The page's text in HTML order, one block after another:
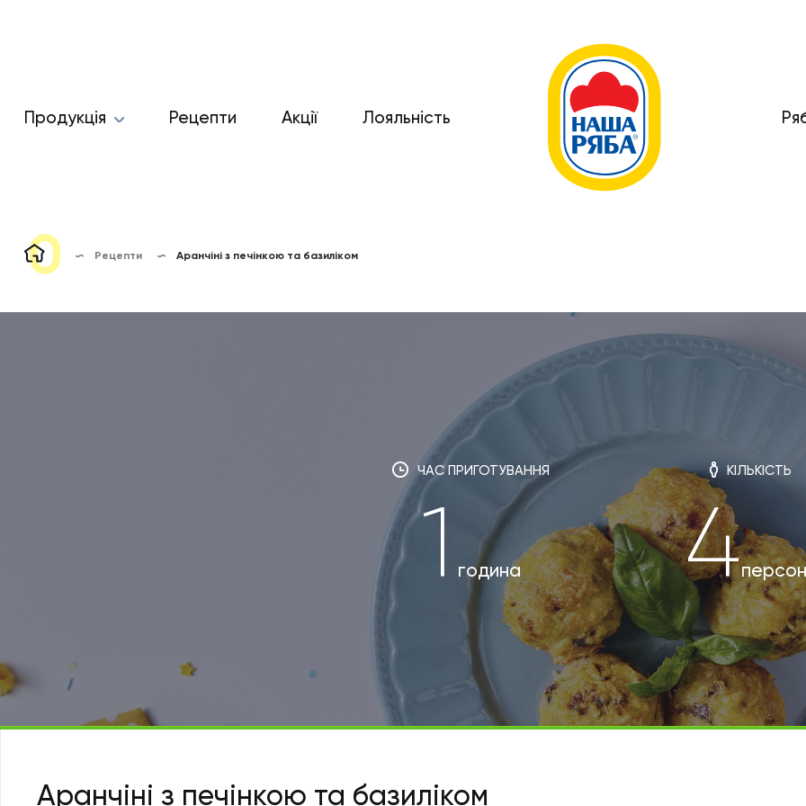
Продукція Рецепти Акції Лояльність
Рецепти Аранчіні з печінкою та базиліком
ЧАС ПРИГОТУВАННЯ
1 година
КІЛЬКІСТЬ
4
Аранчіні з печінкою та базиліком